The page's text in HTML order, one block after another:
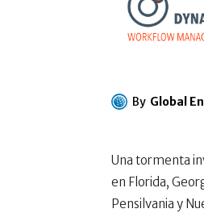
By Global
Una tormenta
en Florida,
Pensilvania y